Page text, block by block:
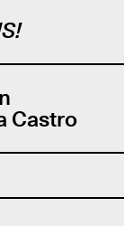
Castro